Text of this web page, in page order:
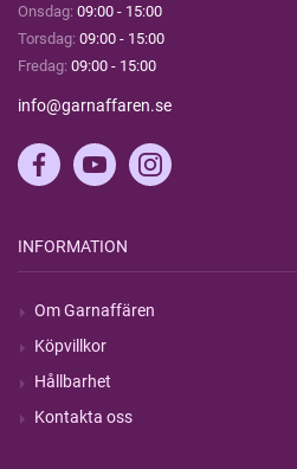
Onsdag: 09:00 - 15:00
Torsdag: 09:00 - 15:00
Fredag: 09:00 - 15:00
info@garnaffaren.se
INFORMATION
Om Garnaffären
Köpvillkor
Hållbarhet
Kontakta oss